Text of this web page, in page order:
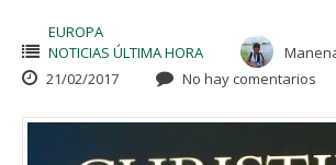
EUROPA
NOTICIAS ÚLTIMA HORA
21/02/2017
No hay comentarios